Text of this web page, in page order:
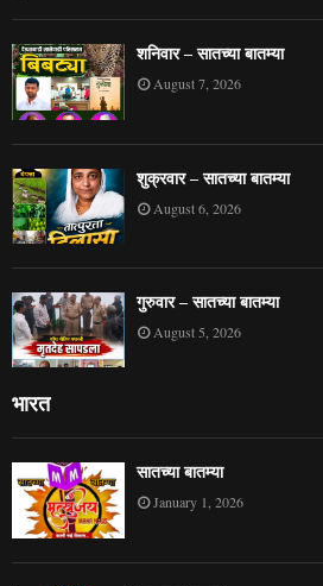
शनिवार – सातच्या बातम्या
August 7, 2026
शुक्रवार – सातच्या बातम्या
August 6, 2026
गुरुवार – सातच्या बातम्या
August 5, 2026
भारत
सातच्या बातम्या
January 1, 2026